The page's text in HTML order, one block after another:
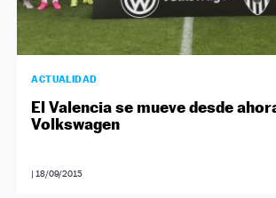
ACTUALIDAD
El Valencia se mueve desde
Volkswagen
| 18/09/2015